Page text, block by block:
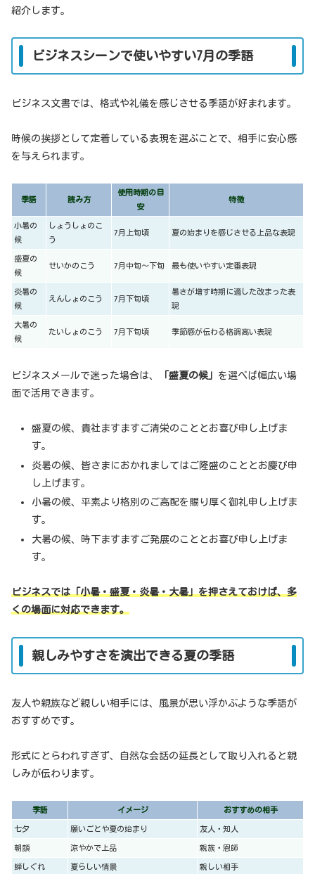
紹介します。
ビジネスシーンで使いやすい7月の季語
ビジネス文書では、格式や礼儀を感じさせる季語が好まれます。
時候の挨拶として定着している表現を選ぶことで、相手に安心感
を与えられます。
季語 読み方
使用時期の目
安
特徴
小暑の
候
しょうしょのこ
う
7月上旬頃 夏の始まりを感じさせる上品な表現
盛夏の
候
せいかのこう 7月中旬～下旬 最も使いやすい定番表現
炎暑の
候
えんしょのこう 7月下旬頃
暑さが増す時期に適した改まった表
現
大暑の
候
たいしょのこう 7月下旬頃 季節感が伝わる格調高い表現
ビジネスメールで迷った場合は、 「盛夏の候」 を選べば幅広い場
面で活用できます。
盛夏の候、貴社ますますご清栄のこととお喜び申し上げま
す。
炎暑の候、皆さまにおかれましてはご隆盛のこととお慶び申
し上げます。
小暑の候、平素より格別のご高配を賜り厚く御礼申し上げま
す。
大暑の候、時下ますますご発展のこととお喜び申し上げま
す。
ビジネスでは「小暑・盛夏・炎暑・大暑」を押さえておけば、多
くの場面に対応できます。
親しみやすさを演出できる夏の季語
友人や親族など親しい相手には、風景が思い浮かぶような季語が
おすすめです。
形式にとらわれすぎず、自然な会話の延長として取り入れると親
しみが伝わります。
季語 イメージ おすすめの相手
七夕 願いごとや夏の始まり 友人・知人
朝顔 涼やかで上品 親族・恩師
蝉しぐれ 夏らしい情景 親しい相手